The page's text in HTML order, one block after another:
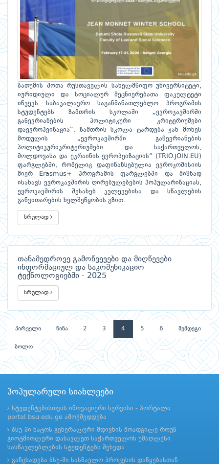
ბათუმის შოთა რუსთაველის სახელმწიფო უნივერსიტეტი,
იურიდიული და სოციალურ მეცნიერებათა ფაკულტეტი
იწვევს საბაკალავრო საგანმანათლებლო პროგრამის
სტუდენტებს ზამთრის სკოლაში „ევროკავშირში
გაწევრიანების პოლიტიკური კრიტერიუმები
დაევროპეიზაცია“. ზამთრის სკოლა ტარდება ჟან მონეს
მოდულის „ევროკავშირში გაწევრიანების
პოლიტიკურიკრიტერიუმები და საქართველოს,
მოლდოვასა და უკრაინის ევროპეიზაციის“ (TRIO.JOIN.EU)
ფარგლებში, რომელიც დაფინანსებულია ევროკომისიის
მიერ Erasmus+ პროგრამის ფარგლებში და მიზნად
ისახავს ევროკავშირის ღირებულებების პოპულარიზაციას,
ევროკავშირის შესახებ კვლევებისა და სწავლების
განვითარების ხელშეწყობის გზით.
სრულად
თანამედროვე გამოწვევები და მიღწევები
ინფორმაციულ და საკომუნიკაციო
ტექნოლოგიებში - 2025
სრულად
პირველი წინა 2 3 4 5 6 შემდეგი
ბოლო
პოპულარული სიახლეები
სტუდენტებისთვის ინოვაციური სერვისი - პორტალი
portal.bsu.edu.ge ამოქმედდება
ბსუ-ში ნატოს გენერალური მდივნის მოადგილე როუზ
გიოტმიოლერი დასავლეთ საქართველოს უმაღლესი
სასწავლებლების სტუდენტებს შეხვდა
განცხადება ბსუ-ში სასწავლო პროცესის დაწყებასთან